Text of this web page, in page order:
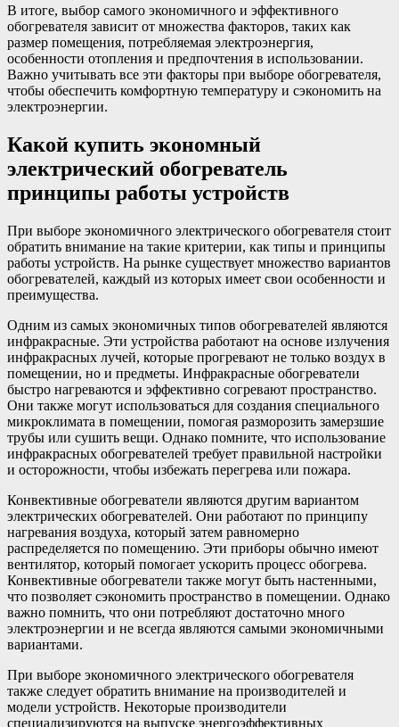
В итоге, выбор самого экономичного и эффективного
обогревателя зависит от множества факторов, таких как
размер помещения, потребляемая электроэнергия,
особенности отопления и предпочтения в использовании.
Важно учитывать все эти факторы при выборе обогревателя,
чтобы обеспечить комфортную температуру и сэкономить на
электроэнергии.
Какой купить экономный
электрический обогреватель
принципы работы устройств
При выборе экономичного электрического обогревателя стоит
обратить внимание на такие критерии, как типы и принципы
работы устройств. На рынке существует множество вариантов
обогревателей, каждый из которых имеет свои особенности и
преимущества.
Одним из самых экономичных типов обогревателей являются
инфракрасные. Эти устройства работают на основе излучения
инфракрасных лучей, которые прогревают не только воздух в
помещении, но и предметы. Инфракрасные обогреватели
быстро нагреваются и эффективно согревают пространство.
Они также могут использоваться для создания специального
микроклимата в помещении, помогая разморозить замерзшие
трубы или сушить вещи. Однако помните, что использование
инфракрасных обогревателей требует правильной настройки
и осторожности, чтобы избежать перегрева или пожара.
Конвективные обогреватели являются другим вариантом
электрических обогревателей. Они работают по принципу
нагревания воздуха, который затем равномерно
распределяется по помещению. Эти приборы обычно имеют
вентилятор, который помогает ускорить процесс обогрева.
Конвективные обогреватели также могут быть настенными,
что позволяет сэкономить пространство в помещении. Однако
важно помнить, что они потребляют достаточно много
электроэнергии и не всегда являются самыми экономичными
вариантами.
При выборе экономичного электрического обогревателя
также следует обратить внимание на производителей и
модели устройств. Некоторые производители
специализируются на выпуске энергоэффективных